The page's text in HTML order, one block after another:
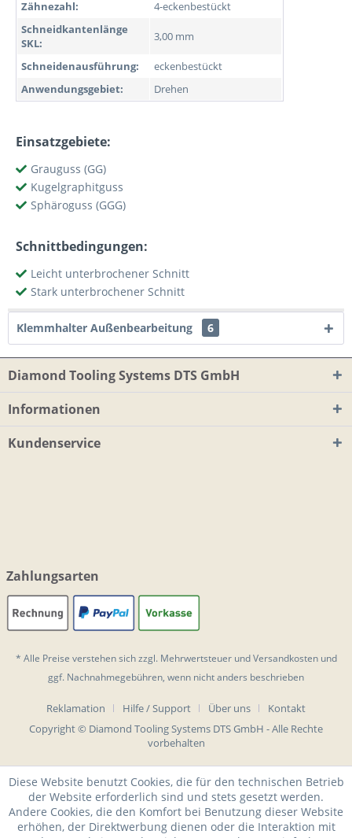
Zähnezahl:
4-eckenbestückt
Schneidkantenlänge
SKL:
3,00 mm
Schneidenausführung:
eckenbestückt
Anwendungsgebiet:
Drehen
Einsatzgebiete:
Grauguss (GG)
Kugelgraphitguss
Sphäroguss (GGG)
Schnittbedingungen:
Leicht unterbrochener Schnitt
Stark unterbrochener Schnitt
Klemmhalter Außenbearbeitung 6
Diamond Tooling Systems DTS GmbH
Informationen
Kundenservice
Zahlungsarten
* Alle Preise verstehen sich zzgl. Mehrwertsteuer undVersandkostenund
ggf. Nachnahmegebühren, wenn nicht anders beschrieben
Reklamation Hilfe / Support Über uns
Kontakt
Copyright © Diamond Tooling Systems DTS GmbH - Alle Rechte
vorbehalten
Diese Website benutzt Cookies, die für den technischen Betrieb
der Website erforderlich sind und stets gesetzt werden.
Andere Cookies, die den Komfort bei Benutzung dieser Website
erhöhen, der Direktwerbung dienen oder die Interaktion mit